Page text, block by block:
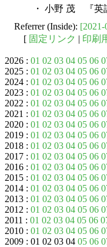
・ 小野 茂 『英
Referrer (Inside): [2021-
[ 固定リンク | 印刷
2026 : 01 02 03 04 05 06
2025 : 01 02 03 04 05 06
2024 : 01 02 03 04 05 06
2023 : 01 02 03 04 05 06
2022 : 01 02 03 04 05 06
2021 : 01 02 03 04 05 06
2020 : 01 02 03 04 05 06
2019 : 01 02 03 04 05 06
2018 : 01 02 03 04 05 06
2017 : 01 02 03 04 05 06
2016 : 01 02 03 04 05 06
2015 : 01 02 03 04 05 06
2014 : 01 02 03 04 05 06
2013 : 01 02 03 04 05 06
2012 : 01 02 03 04 05 06
2011 : 01 02 03 04 05 06
2010 : 01 02 03 04 05 06
2009 : 01 02 03 04 05 06